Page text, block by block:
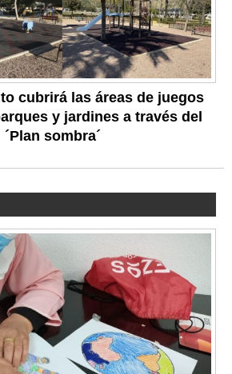
cubrirá las áreas de juegos
y jardines a través del
´Plan sombra´